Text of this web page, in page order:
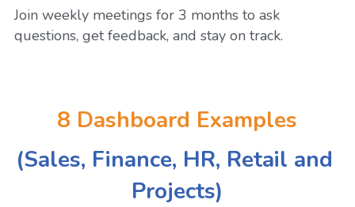
Join weekly meetings for 3 months to ask
questions, get feedback, and stay on track.
8 Dashboard Examples
(Sales, Finance, HR, Retail and
Projects)